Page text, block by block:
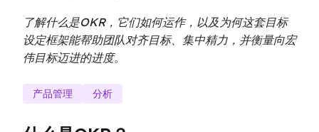
了解什么是OKR，它们如何运作，以及为何这套目标
设定框架能帮助团队对齐目标、集中精力，并衡量向宏
伟目标迈进的进度。
产品管理 分析